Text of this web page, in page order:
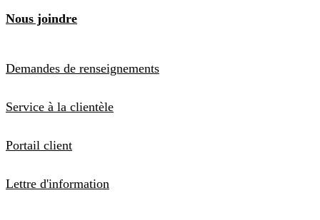
Nous joindre
Demandes de renseignements
Service à la clientèle
Portail client
Lettre d'information